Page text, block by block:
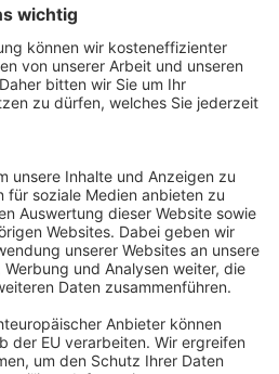
geltend gemacht werden
Deutschland, Senatsverwaltung für
2
DE 114236103
gemeinnützige Körperschaft befreit
gem. §5 I 9 KStg. unter der